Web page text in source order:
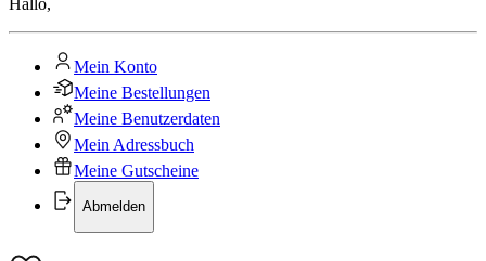
Hallo,
Mein Konto
Meine Bestellungen
Meine Benutzerdaten
Mein Adressbuch
Meine Gutscheine
Abmelden